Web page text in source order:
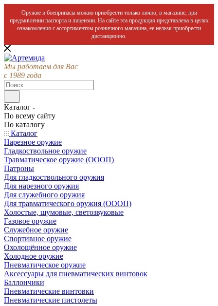
Оружие и боеприпасы можно приобрести только лично, в магазине, при
предъявлении паспорта и лицензии. На сайте эта продукция представлена в целях
ознакомления с ассортиментом розничного магазина, ее нельзя приобрести
дистанционно.
Мы работаем для Вас
с 1989 года
Каталог
По всему сайту
По каталогу
Каталог
Нарезное оружие
Гладкоствольное оружие
Травматическое оружие (ОООП)
Патроны
Для гладкоствольного оружия
Для нарезного оружия
Для служебного оружия
Для травматического оружия (ОООП)
Холостые, шумовые, светозвуковые
Газовое оружие
Служебное оружие
Спортивное оружие
Охолощённое оружие
Холодное оружие
Пневматическое оружие
Аксессуары для пневматических винтовок
Баллончики
Пневматические винтовки
Пневматические пистолеты